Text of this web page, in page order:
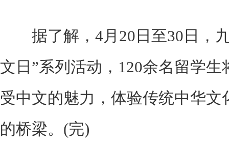
据了解，4月20日至30日，九
文日”系列活动，120余名留学
受中文的魅力，体验传统中华文
的桥梁。(完)